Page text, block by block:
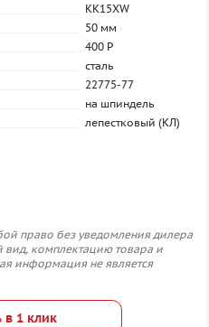
KK15XW
50 мм
400 P
сталь
22775-77
на шпиндель
лепестковый (КЛ)
право без уведомления дилера
вид, комплектацию товара и
информация не является
в 1 клик